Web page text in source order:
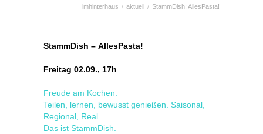
imhinterhaus aktuell StammDish: AllesPasta!
StammDish – AllesPasta!
Freitag 02.09., 17h
Freude am Kochen.
Teilen, lernen, bewusst genießen. Saisonal,
Regional, Real.
Das ist StammDish.